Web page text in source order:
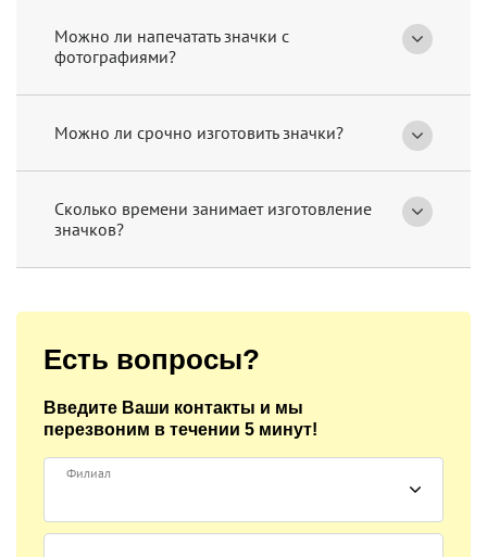
Можно ли напечатать значки с
фотографиями?
Можно ли срочно изготовить значки?
Сколько времени занимает изготовление
значков?
Есть вопросы?
Введите Ваши контакты и мы
перезвоним в течении 5 минут!
Филиал